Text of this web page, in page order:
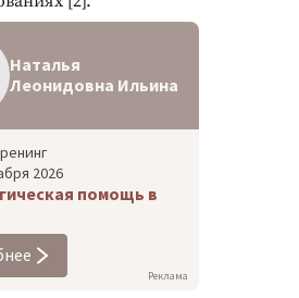
Реклама
Наталья
Леонидовна Ильина
2026
помощь в